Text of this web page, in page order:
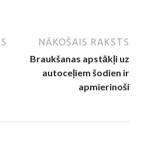
NĀKOŠAIS RAKSTS
Braukšanas apstākļi uz
autoceļiem šodien ir
apmierinoši